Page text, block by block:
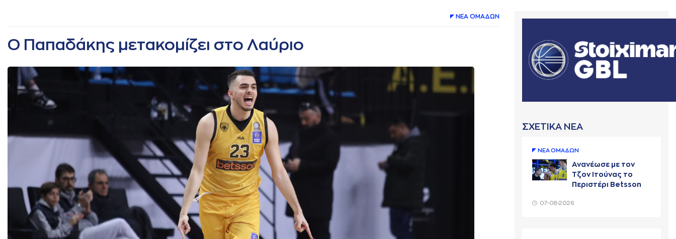
ΝΕA ΟΜAΔΩΝ
Ο Παπαδάκης μετακομίζει στο Λαύριο
ΣΧΕΤΙΚΑ ΝΕΑ
ΝΕA ΟΜAΔΩΝ
Ανανέωσε με τον
Τζον Ιτούνας το
Περιστέρι Betsson
07-08-2026